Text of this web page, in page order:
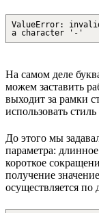
ValueError:
a character '-'
На самом деле
можем заставить
выходит за рамки
использовать
До этого мы
параметра:
короткое
получение
осуществляется